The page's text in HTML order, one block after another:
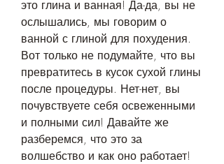
это глина и ванная! Да-да, вы не
ослышались, мы говорим о
ванной с глиной для похудения.
Вот только не подумайте, что вы
превратитесь в кусок сухой глины
после процедуры. Нет-нет, вы
почувствуете себя освеженными
и полными сил! Давайте же
разберемся, что это за
волшебство и как оно работает!